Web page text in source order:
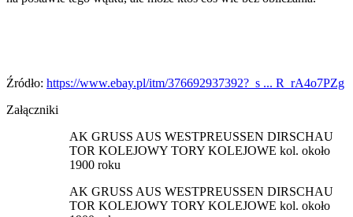
Źródło: https://www.ebay.pl/itm/376692937392?_s ... R_rA4o7PZg
Załączniki
AK GRUSS AUS WESTPREUSSEN DIRSCHAU
TOR KOLEJOWY TORY KOLEJOWE kol. około
1900 roku
AK GRUSS AUS WESTPREUSSEN DIRSCHAU
TOR KOLEJOWY TORY KOLEJOWE kol. około